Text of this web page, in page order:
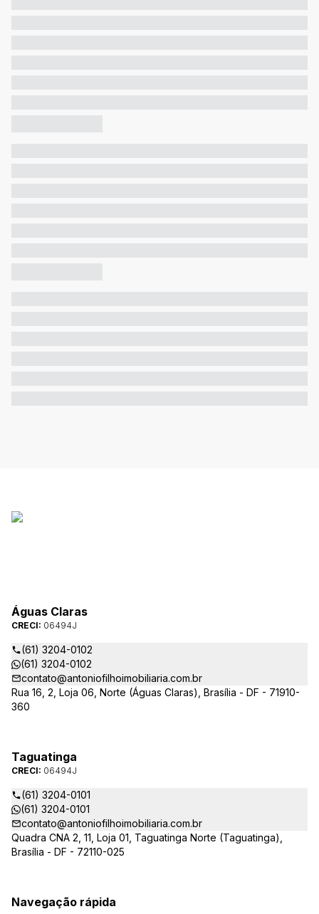
Águas Claras
CRECI: 06494J
(61) 3204-0102
(61) 3204-0102
contato@antoniofilhoimobiliaria.com.br
Rua 16, 2, Loja 06, Norte (Águas Claras), Brasília - DF - 71910-
360
Taguatinga
CRECI: 06494J
(61) 3204-0101
(61) 3204-0101
contato@antoniofilhoimobiliaria.com.br
Quadra CNA 2, 11, Loja 01, Taguatinga Norte (Taguatinga),
Brasília - DF - 72110-025
Navegação rápida